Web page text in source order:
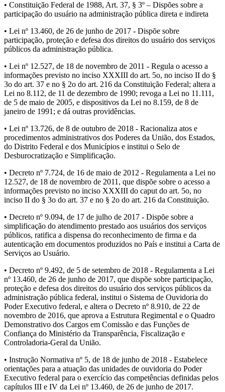
• Constituição Federal de 1988, Art. 37, § 3º – Dispões sobre a
participação do usuário na administração pública direta e indireta
• Lei nº 13.460, de 26 de junho de 2017 - Dispõe sobre
participação, proteção e defesa dos direitos do usuário dos serviços
públicos da administração pública.
• Lei nº 12.527, de 18 de novembro de 2011 - Regula o acesso a
informações previsto no inciso XXXIII do art. 5o, no inciso II do §
3o do art. 37 e no § 2o do art. 216 da Constituição Federal; altera a
Lei no 8.112, de 11 de dezembro de 1990; revoga a Lei no 11.111,
de 5 de maio de 2005, e dispositivos da Lei no 8.159, de 8 de
janeiro de 1991; e dá outras providências.
• Lei nº 13.726, de 8 de outubro de 2018 - Racionaliza atos e
procedimentos administrativos dos Poderes da União, dos Estados,
do Distrito Federal e dos Municípios e institui o Selo de
Desburocratização e Simplificação.
• Decreto nº 7.724, de 16 de maio de 2012 - Regulamenta a Lei no
12.527, de 18 de novembro de 2011, que dispõe sobre o acesso a
informações previsto no inciso XXXIII do caput do art. 5o, no
inciso II do § 3o do art. 37 e no § 2o do art. 216 da Constituição.
• Decreto nº 9.094, de 17 de julho de 2017 - Dispõe sobre a
simplificação do atendimento prestado aos usuários dos serviços
públicos, ratifica a dispensa do reconhecimento de firma e da
autenticação em documentos produzidos no País e institui a Carta de
Serviços ao Usuário.
• Decreto nº 9.492, de 5 de setembro de 2018 - Regulamenta a Lei
nº 13.460, de 26 de junho de 2017, que dispõe sobre participação,
proteção e defesa dos direitos do usuário dos serviços públicos da
administração pública federal, institui o Sistema de Ouvidoria do
Poder Executivo federal, e altera o Decreto nº 8.910, de 22 de
novembro de 2016, que aprova a Estrutura Regimental e o Quadro
Demonstrativo dos Cargos em Comissão e das Funções de
Confiança do Ministério da Transparência, Fiscalização e
Controladoria-Geral da União.
• Instrução Normativa nº 5, de 18 de junho de 2018 - Estabelece
orientações para a atuação das unidades de ouvidoria do Poder
Executivo federal para o exercício das competências definidas pelos
capítulos III e IV da Lei nº 13.460, de 26 de junho de 2017.